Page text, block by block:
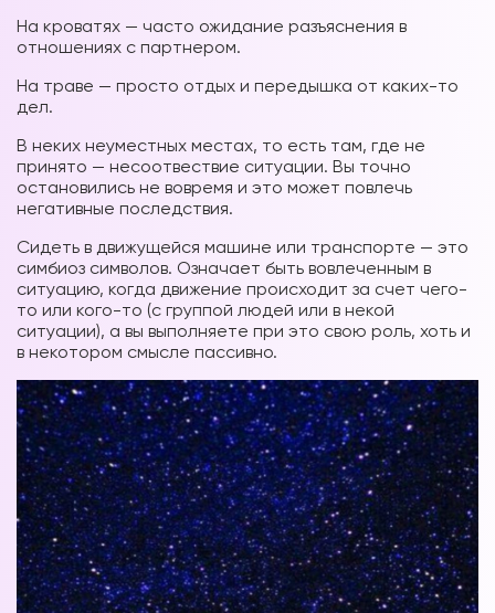
На кроватях — часто ожидание разъяснения в
отношениях с партнером.
На траве — просто отдых и передышка от каких-то
дел.
В неких неуместных местах, то есть там, где не
принято — несоотвествие ситуации. Вы точно
остановились не вовремя и это может повлечь
негативные последствия.
Сидеть в движущейся машине или транспорте — это
симбиоз символов. Означает быть вовлеченным в
ситуацию, когда движение происходит за счет чего-
то или кого-то (с группой людей или в некой
ситуации), а вы выполняете при это свою роль, хоть и
в некотором смысле пассивно.